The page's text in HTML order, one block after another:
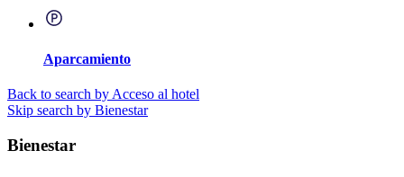
Aparcamiento
Back to search by Acceso al hotel
Skip search by Bienestar
Bienestar